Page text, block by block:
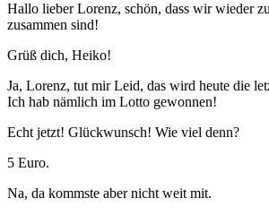
Hallo lieber Lorenz, schön, dass wir wieder
zusammen sind!
Grüß dich, Heiko!
Ja, Lorenz, tut mir Leid, das wird heute die
Ich hab nämlich im Lotto gewonnen!
Echt jetzt! Glückwunsch! Wie viel denn?
5 Euro.
Na, da kommste aber nicht weit mit.